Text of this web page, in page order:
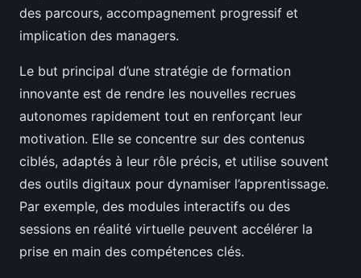
des parcours, accompagnement progressif et
implication des managers.
Le but principal d’une stratégie de formation
innovante est de rendre les nouvelles recrues
autonomes rapidement tout en renforçant leur
motivation. Elle se concentre sur des contenus
ciblés, adaptés à leur rôle précis, et utilise souvent
des outils digitaux pour dynamiser l’apprentissage.
Par exemple, des modules interactifs ou des
sessions en réalité virtuelle peuvent accélérer la
prise en main des compétences clés.